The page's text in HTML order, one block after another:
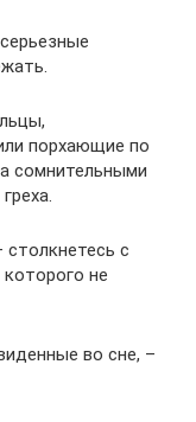
порхающие по
сомнительными
с
не
во сне, –